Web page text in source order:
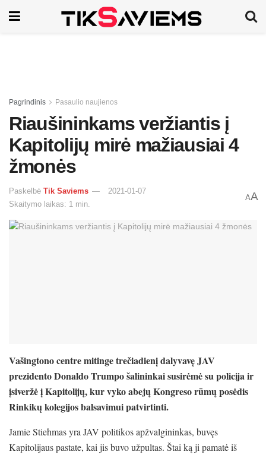
Pagrindinis Pasaulio naujienos
Riaušininkams veržiantis į
Kapitolijų mirė mažiausiai 4
žmonės
Paskelbė Tik Saviems
2021-01-07
Skaitymo laikas: 1 min.
AA
Vašingtono centre mitinge trečiadienį dalyvavę JAV
prezidento Donaldo Trumpo šalininkai susirėmė su policija ir
įsiveržė į Kapitolijų, kur vyko abejų Kongreso rūmų posėdis
Rinkikų kolegijos balsavimui patvirtinti.
Jamie Stiehmas yra JAV politikos apžvalgininkas, buvęs
Kapitolijaus pastate, kai jis buvo užpultas. Štai ką ji pamatė iš